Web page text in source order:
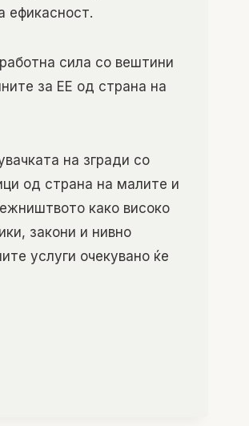
ефикасност.
сила со вештини
за ЕЕ од страна на
на згради со
од страна на малите и
како високо
закони и нивно
услуги очекувано ќе